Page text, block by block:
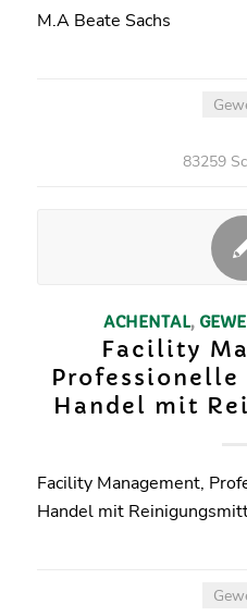
M.A Beate Sachs
83259
ACHENTAL,
Facility
Professionelle
Handel mit
Facility Management,
Handel mit